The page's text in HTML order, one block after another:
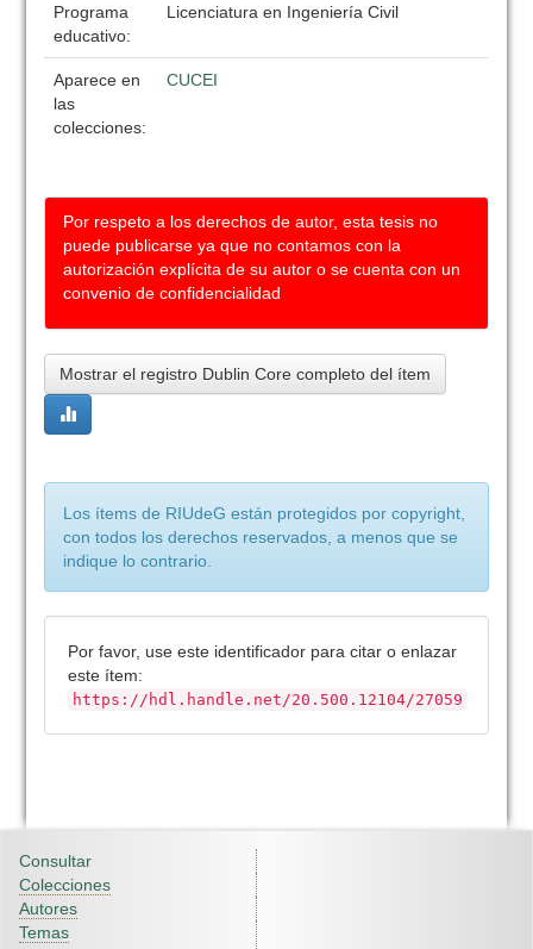
Programa
educativo:
Licenciatura en Ingeniería Civil
Aparece en
las
colecciones:
CUCEI
Por respeto a los derechos de autor, esta tesis no
puede publicarse ya que no contamos con la
autorización explícita de su autor o se cuenta con un
convenio de confidencialidad
Mostrar el registro Dublin Core completo del ítem
Los ítems de RIUdeG están protegidos por copyright,
con todos los derechos reservados, a menos que se
indique lo contrario.
Por favor, use este identificador para citar o enlazar
este ítem:
https://hdl.handle.net/20.500.12104/27059
Consultar
Colecciones
Autores
Temas